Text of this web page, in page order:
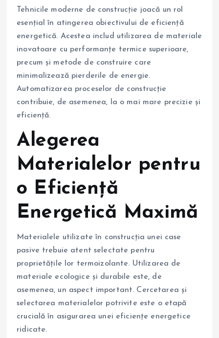
Tehnicile moderne de construcție joacă un rol
esențial în atingerea obiectivului de eficiență
energetică. Acestea includ utilizarea de materiale
inovatoare cu performanțe termice superioare,
precum și metode de construire care
minimalizează pierderile de energie.
Automatizarea proceselor de construcție
contribuie, de asemenea, la o mai mare precizie și
eficiență.
Alegerea
Materialelor pentru
o Eficiență
Energetică Maximă
Materialele utilizate în construcția unei case
pasive trebuie atent selectate pentru
proprietățile lor termoizolante. Utilizarea de
materiale ecologice și durabile este, de
asemenea, un aspect important. Cercetarea și
selectarea materialelor potrivite este o etapă
crucială în asigurarea unei eficiențe energetice
ridicate.